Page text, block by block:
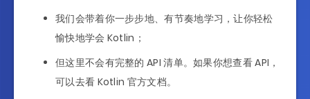
我们会带着你一步步地、有节奏地学习，让你轻松
愉快地学会 Kotlin；
但这里不会有完整的 API 清单。如果你想查看 API，
可以去看 Kotlin 官方文档。